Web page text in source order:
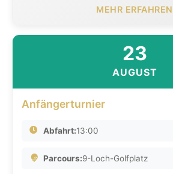
MEHR ERFAHREN
23
AUGUST
Anfängerturnier
Abfahrt:13:00
Parcours:9-Loch-Golfplatz